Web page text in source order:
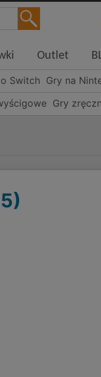
Outlet
Switch Gry na
Gry